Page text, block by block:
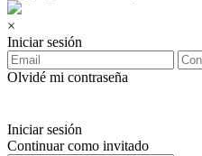
×
Iniciar sesión
Olvidé mi contraseña
Iniciar sesión
Continuar como invitado